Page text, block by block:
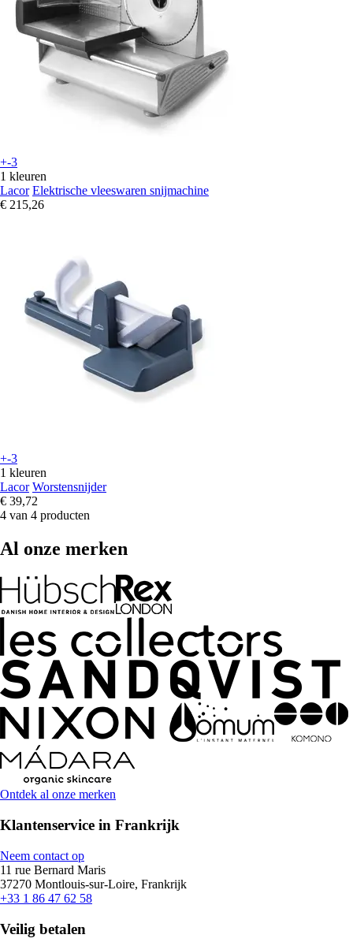
+-3
1 kleuren
Lacor Elektrische vleeswaren snijmachine
€ 215,26
+-3
1 kleuren
Lacor Worstensnijder
€ 39,72
4 van 4 producten
Al onze merken
Ontdek al onze merken
Klantenservice in Frankrijk
Neem contact op
11 rue Bernard Maris
37270 Montlouis-sur-Loire, Frankrijk
+33 1 86 47 62 58
Veilig betalen